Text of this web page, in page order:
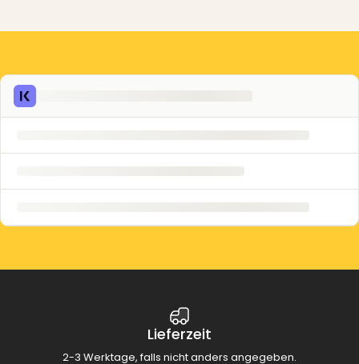
Lieferzeit
2-3 Werktage, falls nicht anders angegeben.